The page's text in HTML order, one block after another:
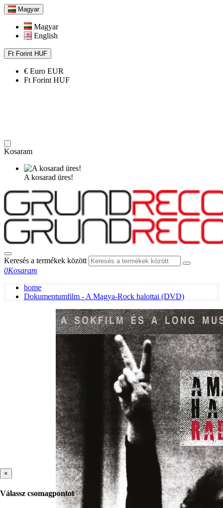
Magyar
Magyar
English
Ft Forint HUF
€ Euro EUR
Ft Forint HUF
Kosaram
A kosarad üres!
Keresés a termékek között
0Kosaram
home
Dokumentumfilm - A Magya-Rock halottai (DVD)
×
Válassz csomagpontot